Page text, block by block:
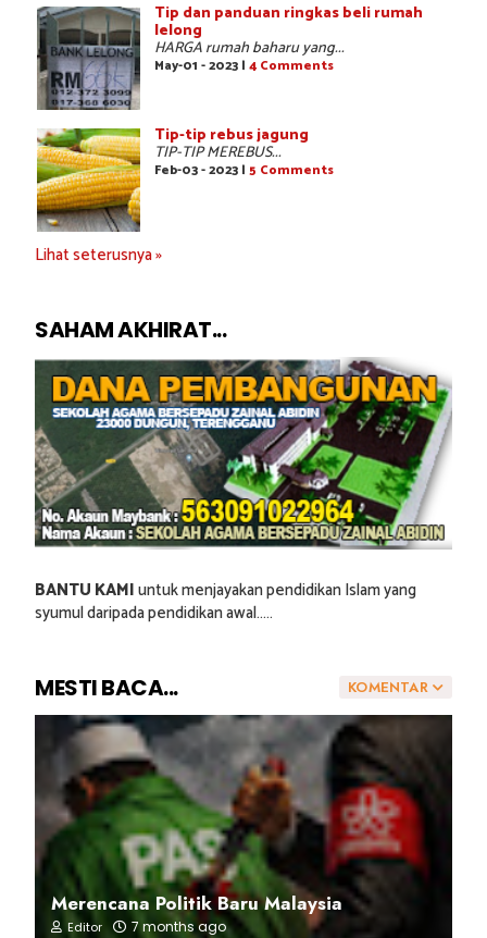
Tip dan panduan ringkas beli rumah
lelong
HARGA rumah baharu yang...
May-01 - 2023 | 4 Comments
Tip-tip rebus jagung
TIP-TIP MEREBUS...
Feb-03 - 2023 | 5 Comments
Lihat seterusnya »
SAHAM AKHIRAT...
BANTU KAMIuntuk menjayakan pendidikan Islam yang
syumul daripada pendidikan awal.....
KOMENTAR
MESTI BACA...
Merencana Politik Baru Malaysia
Editor 7 months ago